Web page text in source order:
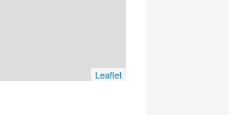
Leaflet